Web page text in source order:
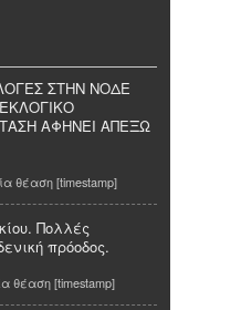
ΣΤΗΝ ΝΟΔΕ
ΑΦΗΝΕΙ ΑΠΕΞΩ
θέαση [timestamp]
Πολλές
πρόοδος.
θέαση [timestamp]